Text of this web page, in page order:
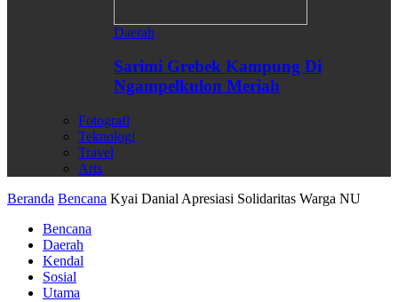
Daerah
Sarimi Grebek Kampung Di
Ngampelkulon Meriah
Fotografi
Teknologi
Travel
Arts
Beranda Bencana Kyai Danial Apresiasi Solidaritas Warga NU
Bencana
Daerah
Kendal
Sosial
Utama